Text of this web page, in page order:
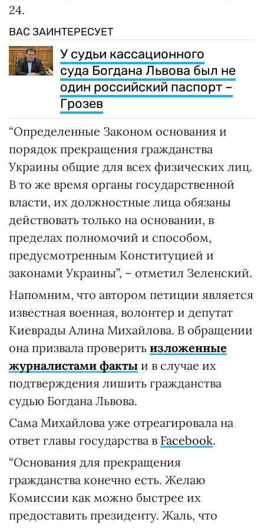
24.
ВАС ЗАИНТЕРЕСУЕТ
У судьи кассационного
суда Богдана Львова был не
один российский паспорт –
Грозев
“Определенные Законом основания и
порядок прекращения гражданства
Украины общие для всех физических лиц.
В то же время органы государственной
власти, их должностные лица обязаны
действовать только на основании, в
пределах полномочий и способом,
предусмотренным Конституцией и
законами Украины”, – отметил Зеленский.
Напомним, что автором петиции является
известная военная, волонтер и депутат
Киеврады Алина Михайлова. В обращении
она призвала проверить изложенные
журналистами факты и в случае их
подтверждения лишить гражданства
судью Богдана Львова.
Сама Михайлова уже отреагировала на
ответ главы государства в Facebook.
“Основания для прекращения
гражданства конечно есть. Желаю
Комиссии как можно быстрее их
предоставить президенту. Жаль, что